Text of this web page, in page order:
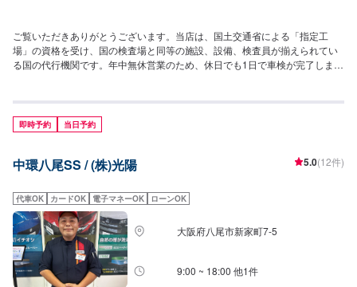
ご覧いただきありがとうございます。当店は、国土交通省による「指定工
場」の資格を受け、国の検査場と同等の施設、設備、検査員が揃えられてい
る国の代行機関です。年中無休営業のため、休日でも1日で車検が完了しま
ならではの「車検」をご提供させていただきます。東大阪市・八尾市の車検
ナンバー１を目指して、メカニック一同トレーニングや業務に励んでおりま
す。近畿運輸局長指定整備工場ですので、車検・整備・アフターフォローも
だきます。当社は大阪府下に８カ所ガソリンスタンド（エネオス）を展開
整備などのお車の相談はもちろん、損害保険や生命保険も取扱してますので
幅広くご相談ください。令和5年6月度にはカフェ併設の旧車を多く揃えた2
輪車の専門店もオープンさせて頂きました!国産・輸入・絶版バイクともに２
輪車の点検・修理・車検も大歓迎です！作業実績豊富な２輪専門の整備士も
在籍していますので、お気軽に修理・点検等ご相談下さいませ！また、車検
時の代車貸出も無料で行っております！車検に持って行きたいけど…バッテ
リー上がりなどで、車が動かせない……という時でも、当店は積載車があり
即時予約 当日予約
中環八尾SS / (株)光陽 5.0(12件)
代車OK カードOK 電子マネーOK ローンOK
大阪府八尾市新家町7-5
9:00 ~ 18:00 他1件